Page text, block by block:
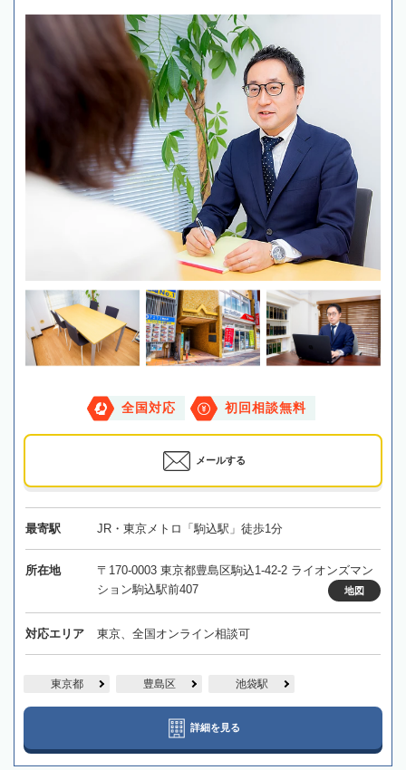
全国対応 初回相談無料
メールする
最寄駅 JR・東京メトロ「駒込駅」徒歩1分
所在地
〒170-0003 東京都豊島区駒込1-42-2 ライオンズマン
ション駒込駅前407
地図
対応エリア 東京、全国オンライン相談可
東京都 豊島区 池袋駅
詳細を見る